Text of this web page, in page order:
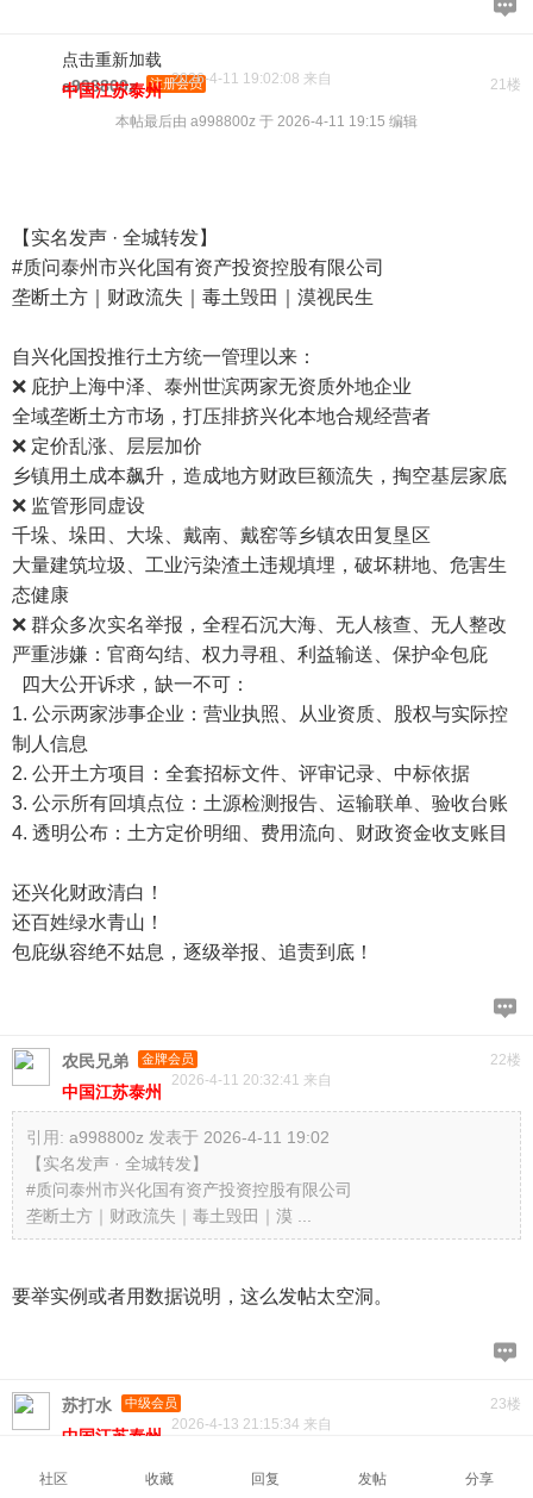
点击重新加载
21楼
a998800z 注册会员
2026-4-11 19:02:08 来自
中国江苏泰州
本帖最后由 a998800z 于 2026-4-11 19:15 编辑
【实名发声 · 全城转发】
#质问泰州市兴化国有资产投资控股有限公司
垄断土方｜财政流失｜毒土毁田｜漠视民生
自兴化国投推行土方统一管理以来：
❌ 庇护上海中泽、泰州世滨两家无资质外地企业
全域垄断土方市场，打压排挤兴化本地合规经营者
❌ 定价乱涨、层层加价
乡镇用土成本飙升，造成地方财政巨额流失，掏空基层家底
❌ 监管形同虚设
千垛、垛田、大垛、戴南、戴窑等乡镇农田复垦区
大量建筑垃圾、工业污染渣土违规填埋，破坏耕地、危害生
态健康
❌ 群众多次实名举报，全程石沉大海、无人核查、无人整改
严重涉嫌：官商勾结、权力寻租、利益输送、保护伞包庇
四大公开诉求，缺一不可：
1. 公示两家涉事企业：营业执照、从业资质、股权与实际控
制人信息
2. 公开土方项目：全套招标文件、评审记录、中标依据
3. 公示所有回填点位：土源检测报告、运输联单、验收台账
4. 透明公布：土方定价明细、费用流向、财政资金收支账目
还兴化财政清白！
还百姓绿水青山！
包庇纵容绝不姑息，逐级举报、追责到底！
22楼
农民兄弟 金牌会员
2026-4-11 20:32:41 来自
中国江苏泰州
引用: a998800z 发表于 2026-4-11 19:02
【实名发声 · 全城转发】
#质问泰州市兴化国有资产投资控股有限公司
垄断土方｜财政流失｜毒土毁田｜漠 ...
要举实例或者用数据说明，这么发帖太空洞。
23楼
苏打水 中级会员
2026-4-13 21:15:34 来自
中国江苏泰州
社区 收藏 回复 发帖 分享